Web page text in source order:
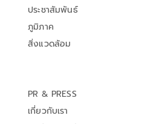
ประชาสัมพันธ์
ภูมิภาค
สิ่งแวดล้อม
PR & PRESS
เกี่ยวกับเรา